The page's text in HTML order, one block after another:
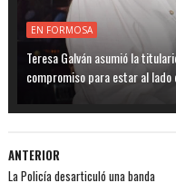
EN FORMOSA
Teresa Galván asumió la
compromiso para estar al lado
ANTERIOR
La Policía desarticuló una banda